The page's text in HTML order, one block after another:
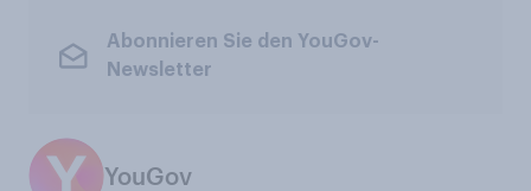
Abonnieren Sie den YouGov-
Newsletter
YouGov